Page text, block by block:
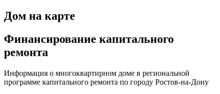
Дом на карте
Финансирование капитального
ремонта
Информация о многоквартирном доме в региональной
программе капитального ремонта по городу Ростов-на-Дону